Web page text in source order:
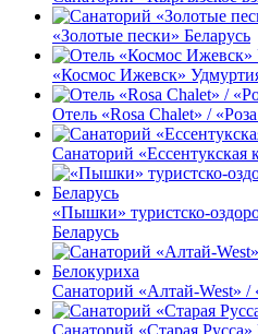
«Золотые пески» Беларусь
«Космос Ижевск»
Отель «Rosa Chalet» /
Санаторий «Ессентукская
«Пышки» туристско-
Беларусь
Санаторий «Алтай-West» /